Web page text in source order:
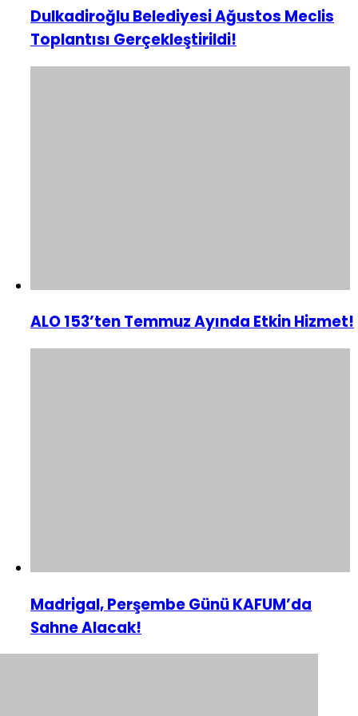
Dulkadiroğlu Belediyesi Ağustos Meclis
Toplantısı Gerçekleştirildi!
ALO 153’ten Temmuz Ayında Etkin Hizmet!
Madrigal, Perşembe Günü KAFUM’da
Sahne Alacak!